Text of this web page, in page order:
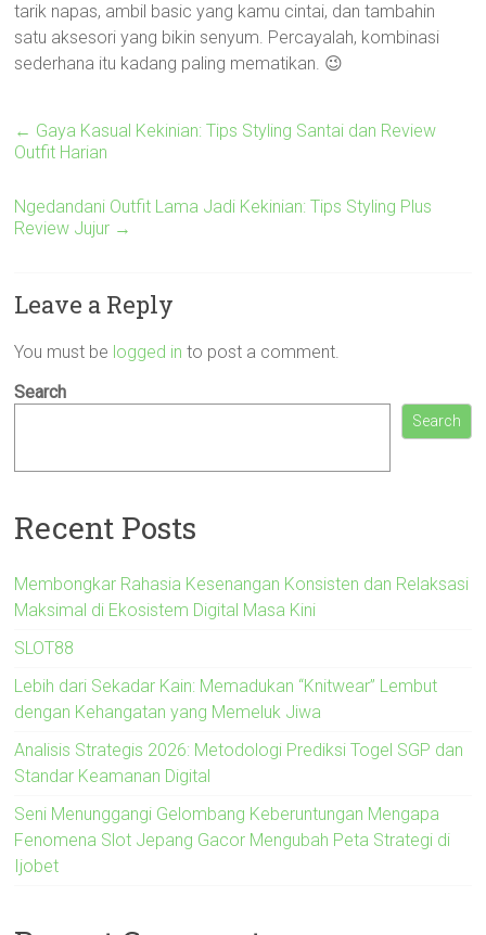
tarik napas, ambil basic yang kamu cintai, dan tambahin
satu aksesori yang bikin senyum. Percayalah, kombinasi
sederhana itu kadang paling mematikan. 😉
← Gaya Kasual Kekinian: Tips Styling Santai dan Review
Outfit Harian
Ngedandani Outfit Lama Jadi Kekinian: Tips Styling Plus
Review Jujur →
Leave a Reply
You must be logged in to post a comment.
Search
Search
Recent Posts
Membongkar Rahasia Kesenangan Konsisten dan Relaksasi
Maksimal di Ekosistem Digital Masa Kini
SLOT88
Lebih dari Sekadar Kain: Memadukan “Knitwear” Lembut
dengan Kehangatan yang Memeluk Jiwa
Analisis Strategis 2026: Metodologi Prediksi Togel SGP dan
Standar Keamanan Digital
Seni Menunggangi Gelombang Keberuntungan Mengapa
Fenomena Slot Jepang Gacor Mengubah Peta Strategi di
Ijobet